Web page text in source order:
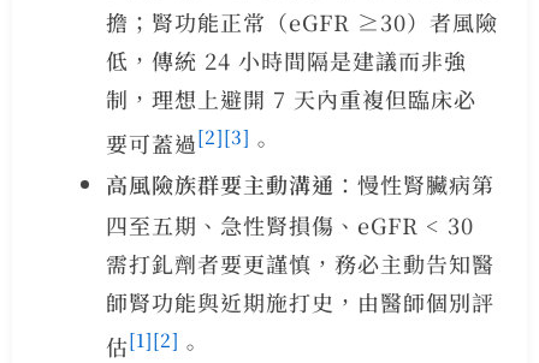
擔；腎功能正常（eGFR ≥30）者風險
低，傳統 24 小時間隔是建議而非強
制，理想上避開 7 天內重複但臨床必
要可蓋過[2][3] 。
高風險族群要主動溝通 ：慢性腎臟病第
四至五期、急性腎損傷、eGFR < 30
需打釓劑者要更謹慎，務必主動告知醫
師腎功能與近期施打史，由醫師個別評
估[1][2] 。